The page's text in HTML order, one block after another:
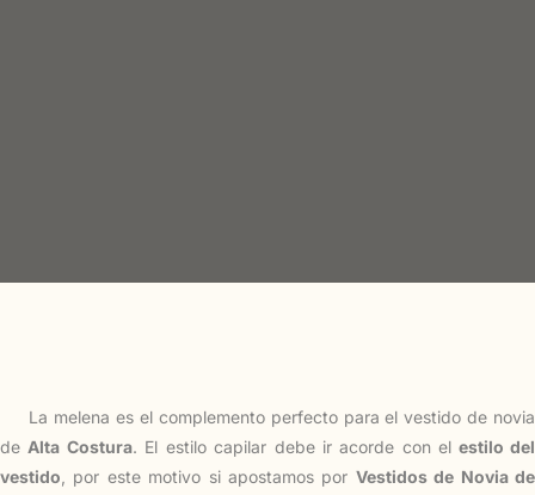
La melena es el complemento perfecto para el vestido de novia
de Alta Costura. El estilo capilar debe ir acorde con el estilo del
vestido , por este motivo si apostamos por Vestidos de Novia de